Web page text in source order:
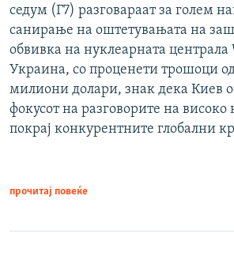
седум (Г7) разговараат за голем
санирање на оштетувањата на
обвивка на нуклеарната
Украина, со проценети трошоци
милиони долари, знак дека Киев
фокусот на разговорите на високо
покрај конкурентните глобални
прочитај повеќе